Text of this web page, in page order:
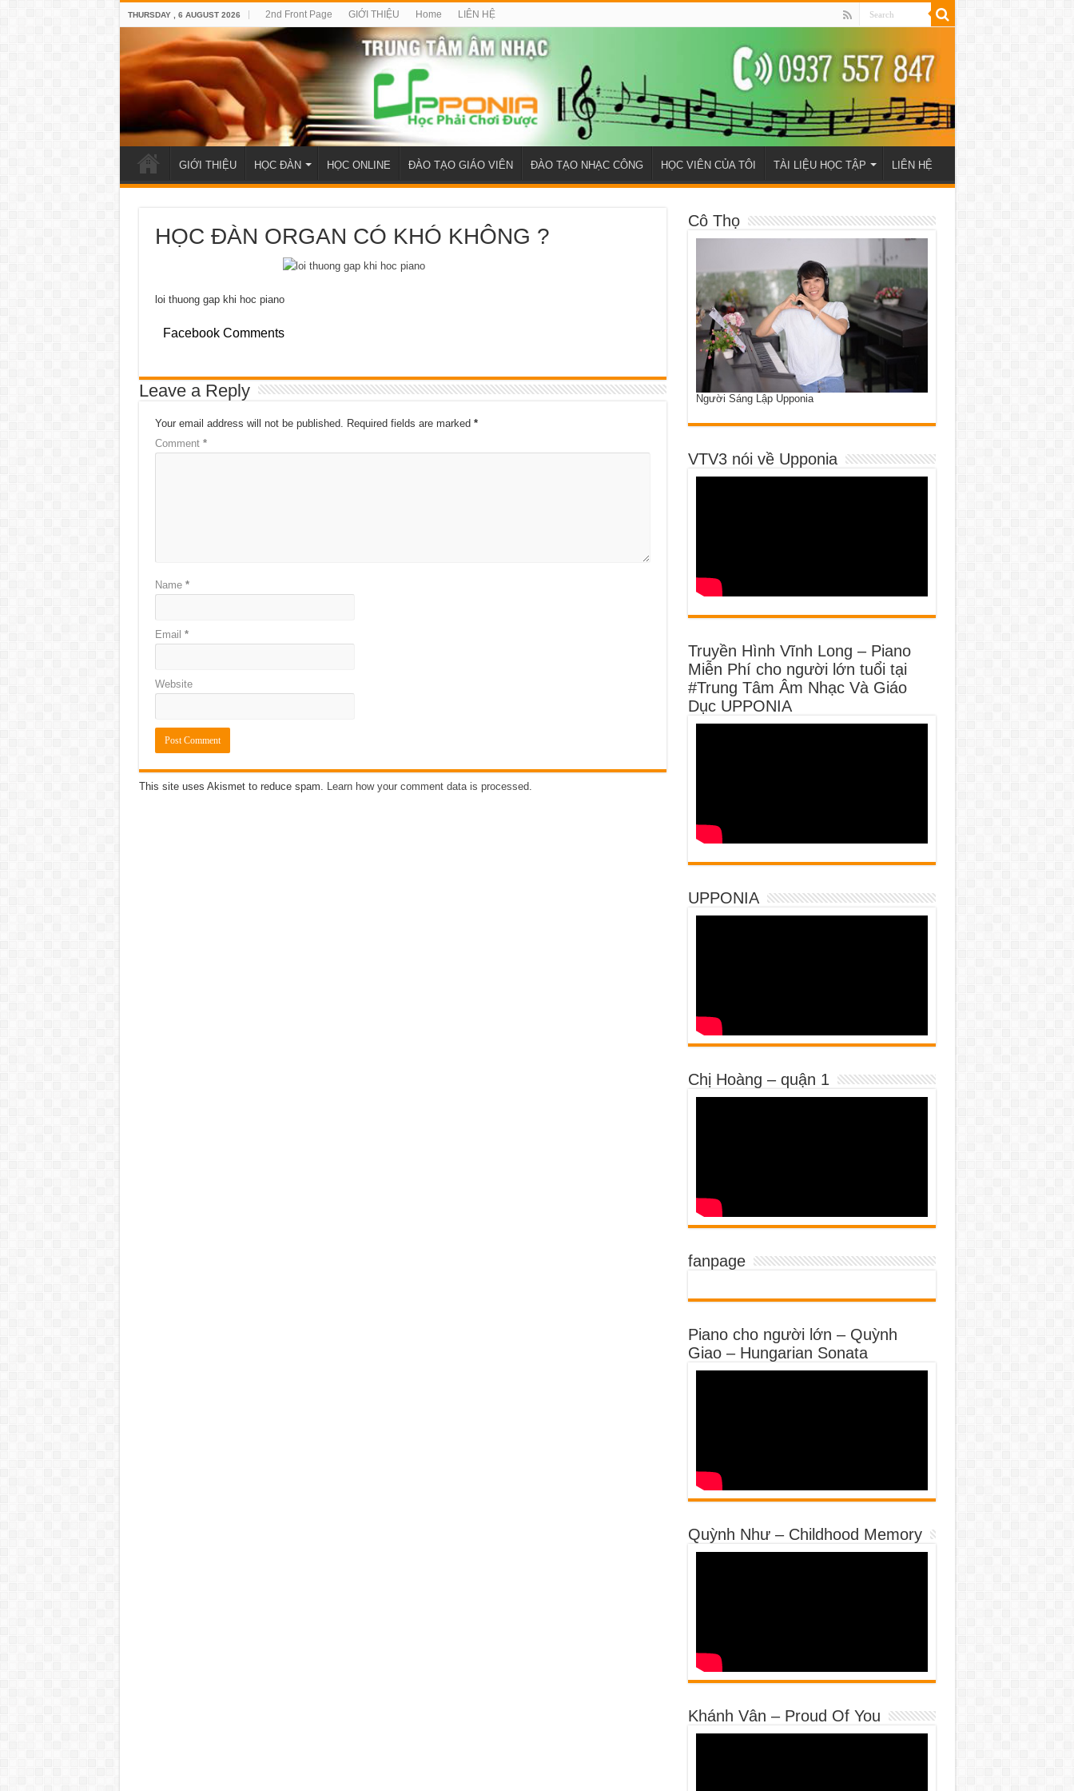
THURSDAY , 6 AUGUST 2026 2nd Front Page GIỚI THIỆU Home LIÊN HỆ
GIỚI THIỆU HỌC ĐÀN HỌC ONLINE ĐÀO TẠO GIÁO VIÊN ĐÀO TẠO NHẠC CÔNG HỌC VIÊN CỦA TÔI TÀI LIỆU HỌC TẬP LIÊN HỆ
HỌC ĐÀN ORGAN CÓ KHÓ KHÔNG ?
loi thuong gap khi hoc piano
Facebook Comments
Leave a Reply
Your email address will not be published. Required fields are marked *
Comment *
Name *
Email *
Website
This site uses Akismet to reduce spam. Learn how your comment data is processed.
Cô Thọ
Người Sáng Lập Upponia
VTV3 nói về Upponia
Truyền Hình Vĩnh Long – Piano
Miễn Phí cho người lớn tuổi tại
#Trung Tâm Âm Nhạc Và Giáo
Dục UPPONIA
UPPONIA
Chị Hoàng – quận 1
fanpage
Piano cho người lớn – Quỳnh
Giao – Hungarian Sonata
Quỳnh Như – Childhood Memory
Khánh Vân – Proud Of You